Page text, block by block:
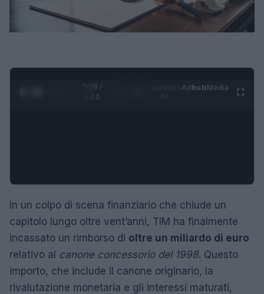
0:29 /
1:20
AdhubMedia
In un colpo di scena finanziario che chiude un
capitolo lungo oltre vent’anni, TIM ha finalmente
incassato un rimborso di oltre un miliardo di euro
relativo al canone concessorio del 1998. Questo
importo, che include il canone originario, la
rivalutazione monetaria e gli interessi maturati,